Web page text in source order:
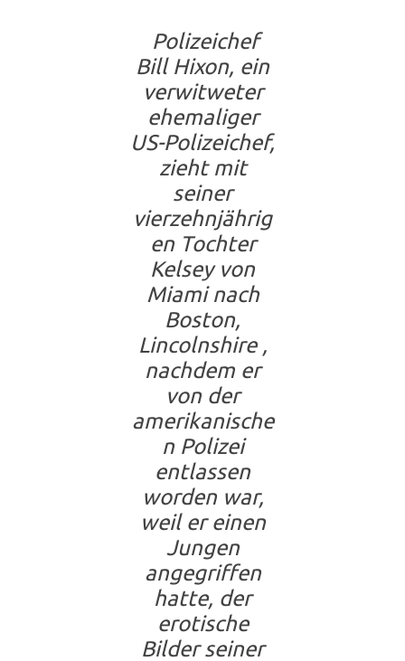
Polizeichef
Bill Hixon, ein
verwitweter
ehemaliger
US-Polizeichef,
zieht mit
seiner
vierzehnjährig
en Tochter
Kelsey von
Miami nach
Boston,
Lincolnshire ,
nachdem er
von der
amerikanische
n Polizei
entlassen
worden war,
weil er einen
Jungen
angegriffen
hatte, der
erotische
Bilder seiner